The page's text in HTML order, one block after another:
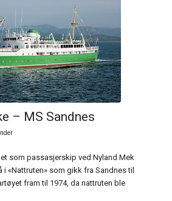
– MS Sandnes
som passasjerskip ved Nyland Mek
i «Nattruten» som gikk fra Sandnes til
fram til 1974, da nattruten ble